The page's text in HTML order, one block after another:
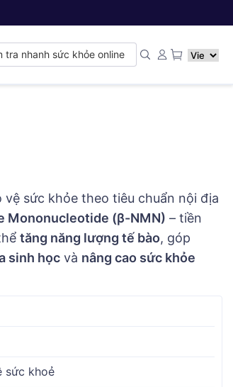
tra nhanh sức khỏe online
sức khỏe theo tiêu chuẩn nội địa
Mononucleotide (β-NMN) – tiền
tăng năng lượng tế bào, góp
sinh học và nâng cao sức khỏe
sức khoẻ